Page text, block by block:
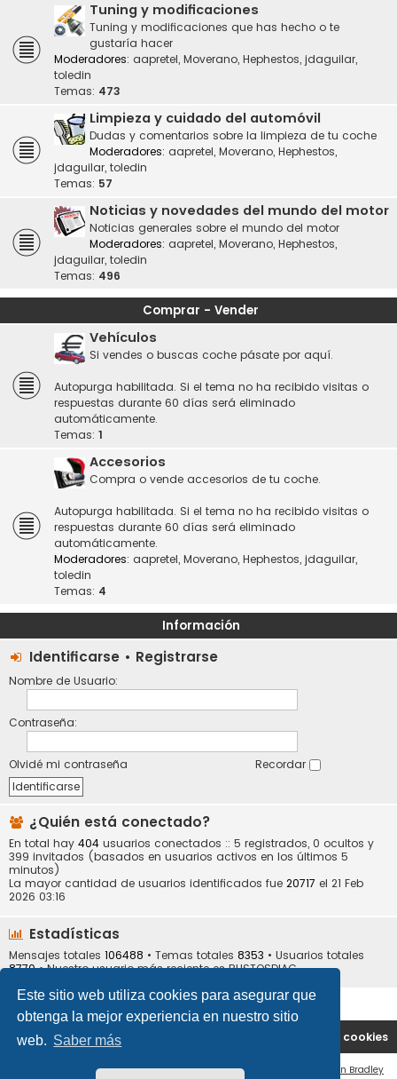
Este sitio web utiliza cookies para asegurar que
obtenga la mejor experiencia en nuestro sitio
web. Saber más
Tuning y modificaciones
Tuning y modificaciones que has hecho o te
gustaría hacer
Moderadores: aapretel, Moverano, Hephestos, jdaguilar,
toledin
Temas: 473
Limpieza y cuidado del automóvil
Dudas y comentarios sobre la limpieza de tu coche
Moderadores: aapretel, Moverano, Hephestos,
jdaguilar, toledin
Temas: 57
Noticias y novedades del mundo del motor
Noticias generales sobre el mundo del motor
Moderadores: aapretel, Moverano, Hephestos,
jdaguilar, toledin
Temas: 496
Comprar - Vender
Vehículos
Si vendes o buscas coche pásate por aquí.
Autopurga habilitada. Si el tema no ha recibido visitas o
respuestas durante 60 días será eliminado
automáticamente.
Temas: 1
Accesorios
Compra o vende accesorios de tu coche.
Autopurga habilitada. Si el tema no ha recibido visitas o
respuestas durante 60 días será eliminado
automáticamente.
Moderadores: aapretel, Moverano, Hephestos, jdaguilar,
toledin
Temas: 4
Información
Identificarse • Registrarse
Nombre de Usuario:
Contraseña:
Olvidé mi contraseña Recordar
¿Quién está conectado?
En total hay 404 usuarios conectados :: 5 registrados, 0 ocultos y
399 invitados (basados en usuarios activos en los últimos 5
minutos)
La mayor cantidad de usuarios identificados fue 20717 el 21 Feb
2026 03:16
Estadísticas
Mensajes totales 106488 • Temas totales 8353 • Usuarios totales
8770• Nuestro usuario más reciente esBUSTOSDIAG
Portal Índice general Borrar cookies
Ian Bradley